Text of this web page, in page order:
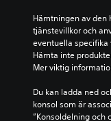
Hämtningen av den
tjänstevillkor och
eventuella
Hämta inte
Mer viktig
Du kan ladda ned
konsol som är
”Konsoldelning och